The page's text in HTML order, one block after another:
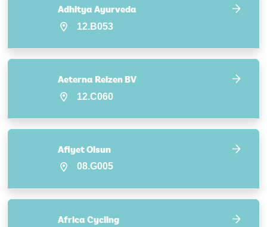
Adhitya Ayurveda
12.B053
Aeterna Reizen BV
12.C060
Afiyet Olsun
08.G005
Africa Cycling